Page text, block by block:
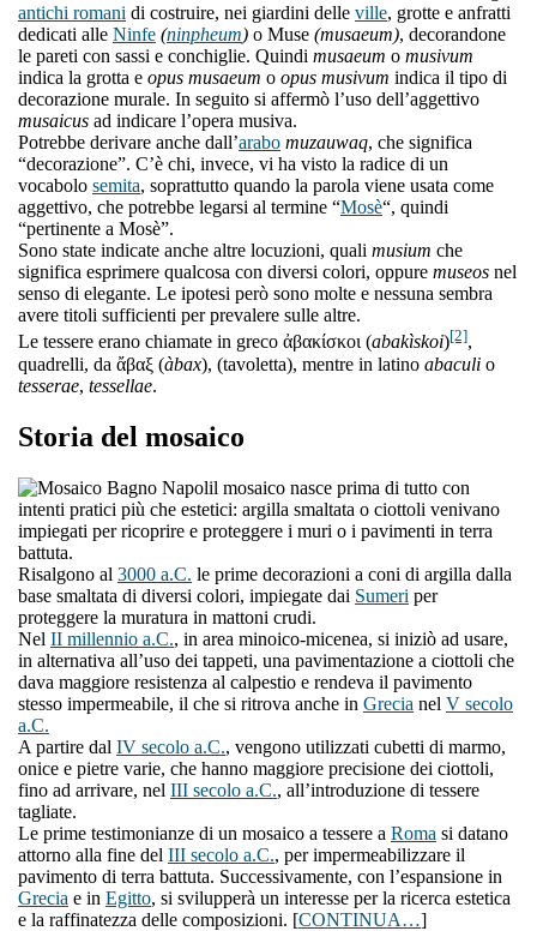
antichi romani di costruire, nei giardini delle ville, grotte e anfratti
dedicati alle Ninfe (ninpheum) o Muse (musaeum), decorandone
le pareti con sassi e conchiglie. Quindi musaeum o musivum
indica la grotta e opus musaeum o opus musivum indica il tipo di
decorazione murale. In seguito si affermò l’uso dell’aggettivo
musaicus ad indicare l’opera musiva.
Potrebbe derivare anche dall’arabo muzauwaq, che significa
“decorazione”. C’è chi, invece, vi ha visto la radice di un
vocabolo semita, soprattutto quando la parola viene usata come
aggettivo, che potrebbe legarsi al termine “Mosè“, quindi
“pertinente a Mosè”.
Sono state indicate anche altre locuzioni, quali musium che
significa esprimere qualcosa con diversi colori, oppure museos nel
senso di elegante. Le ipotesi però sono molte e nessuna sembra
avere titoli sufficienti per prevalere sulle altre.
Le tessere erano chiamate in greco ἀβακίσκοι (abakìskoi)[2],
quadrelli, da ἄβαξ (àbax), (tavoletta), mentre in latino abaculi o
tesserae, tessellae.
Storia del mosaico
l mosaico nasce prima di tutto con
intenti pratici più che estetici: argilla smaltata o ciottoli venivano
impiegati per ricoprire e proteggere i muri o i pavimenti in terra
battuta.
Risalgono al 3000 a.C. le prime decorazioni a coni di argilla dalla
base smaltata di diversi colori, impiegate dai Sumeri per
proteggere la muratura in mattoni crudi.
Nel II millennio a.C., in area minoico-micenea, si iniziò ad usare,
in alternativa all’uso dei tappeti, una pavimentazione a ciottoli che
dava maggiore resistenza al calpestio e rendeva il pavimento
stesso impermeabile, il che si ritrova anche in Grecia nel V secolo
a.C.
A partire dal IV secolo a.C., vengono utilizzati cubetti di marmo,
onice e pietre varie, che hanno maggiore precisione dei ciottoli,
fino ad arrivare, nel III secolo a.C., all’introduzione di tessere
tagliate.
Le prime testimonianze di un mosaico a tessere a Roma si datano
attorno alla fine del III secolo a.C., per impermeabilizzare il
pavimento di terra battuta. Successivamente, con l’espansione in
Grecia e in Egitto, si svilupperà un interesse per la ricerca estetica
e la raffinatezza delle composizioni. [CONTINUA…]